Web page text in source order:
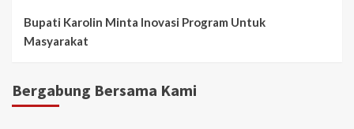
Bupati Karolin Minta Inovasi Program Untuk
Masyarakat
Bergabung Bersama Kami